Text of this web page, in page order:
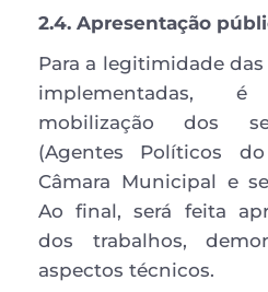
2.4. Apresentação
Para a legitimidade
implementadas,
mobilização dos
(Agentes Políticos
Câmara Municipal e
Ao final, será feita
dos trabalhos,
aspectos técnicos.